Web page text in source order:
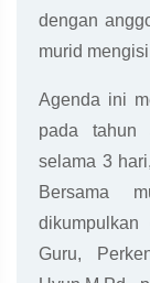
dengan
murid
Agenda ini
pada tahun
selama 3
Bersama
Guru,